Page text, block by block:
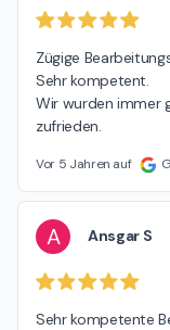
Zügige
Sehr kompetent.
Wir wurden immer
zufrieden.
Vor 5 Jahren auf
A Ansgar S
Sehr kompetente